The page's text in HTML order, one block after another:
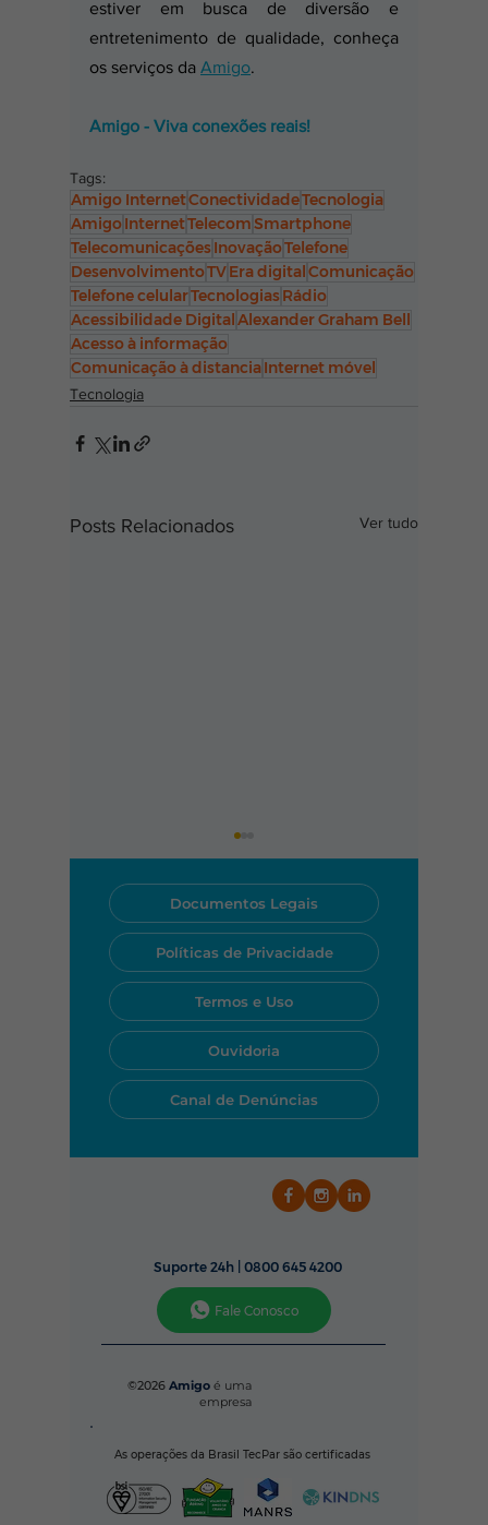
estiver em busca de diversão e
entretenimento de qualidade, conheça
os serviços da Amigo.
Amigo - Viva conexões reais!
Tags:
Amigo InternetConectividadeTecnologia
AmigoInternetTelecomSmartphone
TelecomunicaçõesInovaçãoTelefone
DesenvolvimentoTVEra digitalComunicação
Telefone celularTecnologiasRádio
Acessibilidade DigitalAlexander Graham Bell
Acesso à informação
Comunicação à distanciaInternet móvel
Tecnologia
Posts Relacionados Ver tudo
Qual a melhor internet
para assistir streaming
Documentos Legais
Políticas de Privacidade
Termos e Uso
Ouvidoria
Canal de Denúncias
Suporte 24h | 0800 645 4200
Fale Conosco
©2026 Amigo é uma
empresa
As operações da Brasil TecPar são certificadas